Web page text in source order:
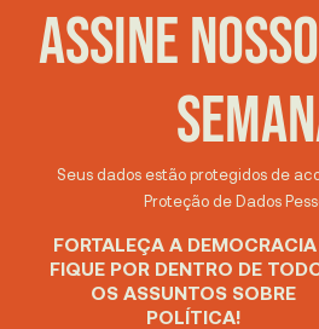
ASSINE
Seus dados estão protegidos de
Proteção de Dados
FORTALEÇA A DEMOCRACIA
FIQUE POR DENTRO DE
OS ASSUNTOS SOBRE
POLÍTICA!